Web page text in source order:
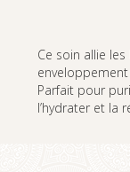
Ce soin allie les
Parfait pour
l’hydrater et la